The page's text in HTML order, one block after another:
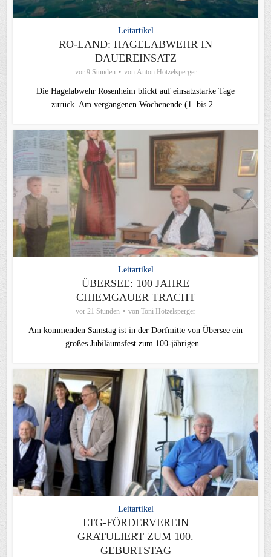
Leitartikel
RO-LAND: HAGELABWEHR IN
DAUEREINSATZ
vor 9 Stunden von Anton Hötzelsperger
Die Hagelabwehr Rosenheim blickt auf einsatzstarke Tage
zurück. Am vergangenen Wochenende (1. bis 2...
Leitartikel
ÜBERSEE: 100 JAHRE
CHIEMGAUER TRACHT
vor 21 Stunden von Toni Hötzelsperger
Am kommenden Samstag ist in der Dorfmitte von Übersee ein
großes Jubiläumsfest zum 100-jährigen...
Leitartikel
LTG-FÖRDERVEREIN
GRATULIERT ZUM 100.
GEBURTSTAG